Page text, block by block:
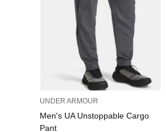
UNDER ARMOUR
Men's UA Unstoppable Cargo
Pant